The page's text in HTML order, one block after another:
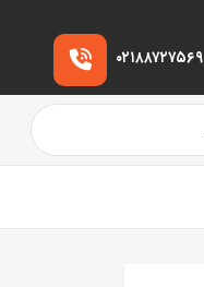
۰۲۱۸۸۷۲۷۵۶۹